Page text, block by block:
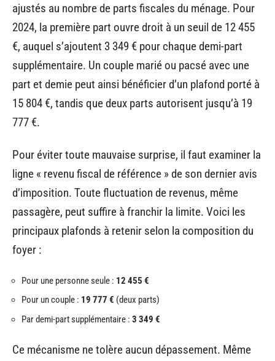
ajustés au nombre de parts fiscales du ménage. Pour
2024, la première part ouvre droit à un seuil de 12 455
€, auquel s’ajoutent 3 349 € pour chaque demi-part
supplémentaire. Un couple marié ou pacsé avec une
part et demie peut ainsi bénéficier d’un plafond porté à
15 804 €, tandis que deux parts autorisent jusqu’à 19
777 €.
Pour éviter toute mauvaise surprise, il faut examiner la
ligne « revenu fiscal de référence » de son dernier avis
d’imposition. Toute fluctuation de revenus, même
passagère, peut suffire à franchir la limite. Voici les
principaux plafonds à retenir selon la composition du
foyer :
Pour une personne seule : 12 455 €
Pour un couple : 19 777 € (deux parts)
Par demi-part supplémentaire : 3 349 €
Ce mécanisme ne tolère aucun dépassement. Même